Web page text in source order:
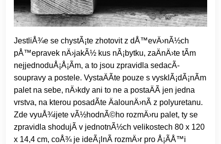
JestliÅ¾e se chystÃ¡te zhotovit z dÅ™evÄ›nÃ½ch
pÅ™epravek nÄ›jakÃ½ kus nÃ¡bytku, zaÄnÄ›te tÃ­m
nejjednoduÅ¡Å¡Ã­m, a to jsou zpravidla sedacÃ­
soupravy a postele. VystaÄÃ­te pouze s vysklÃ¡dÃ¡nÃ­m
palet na sebe, nÄ›kdy ani to ne a postaÄÃ­ jen jedna
vrstva, na kterou posadÃ­te ÄalounÄ›nÃ­ z polyuretanu.
Zde vyuÅ¾ijete vÃ½hodnÃ©ho rozmÄ›ru palet, ty se
zpravidla shodujÃ­ v jednotnÃ½ch velikostech 80 x 120
x 14,4 cm, coÅ¾ je ideÃ¡lnÃ­ rozmÄ›r pro Å¡Ã­Å™i